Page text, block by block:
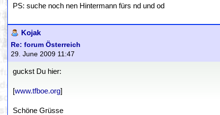
PS: suche noch nen Hintermann fürs nd und od
Kojak
Re: forum Österreich
29. June 2009 11:47
guckst Du hier:
[www.tfboe.org]
Schöne Grüsse